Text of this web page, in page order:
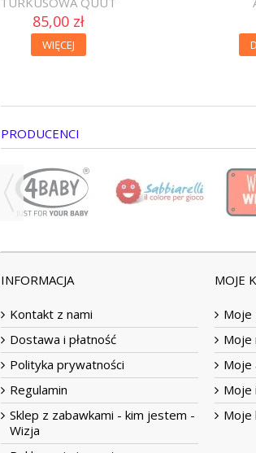
85,00 zł
WIĘCEJ
PRODUCENCI
INFORMACJA
Kontakt z nami
Dostawa i płatność
Polityka prywatności
Regulamin
Sklep z zabawkami - kim jestem -
Wizja
MOJE
Moje
Moje
Moje
Moje
Moje